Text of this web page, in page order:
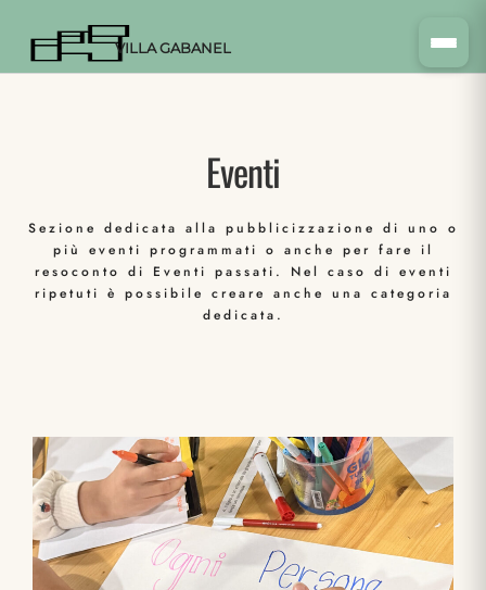
VILLA GABANEL
Eventi
Sezione dedicata alla pubblicizzazione di uno o
più eventi programmati o anche per fare il
resoconto di Eventi passati. Nel caso di eventi
ripetuti è possibile creare anche una categoria
dedicata.